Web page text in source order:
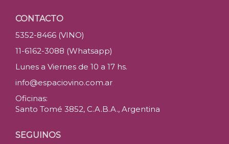
CONTACTO
5352-8466 (VINO)
11-6162-3088 (Whatsapp)
Lunes a Viernes de 10 a 17 hs.
info@espaciovino.com.ar
Oficinas:
Santo Tomé 3852, C.A.B.A., Argentina
SEGUINOS